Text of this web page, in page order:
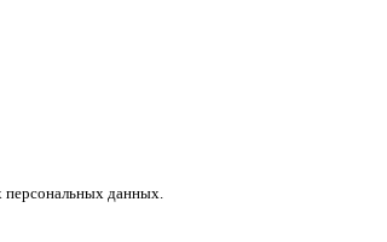
персональных данных.